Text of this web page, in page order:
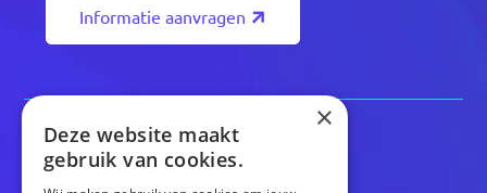
Informatie aanvragen
×
Deze website maakt
gebruik van cookies.